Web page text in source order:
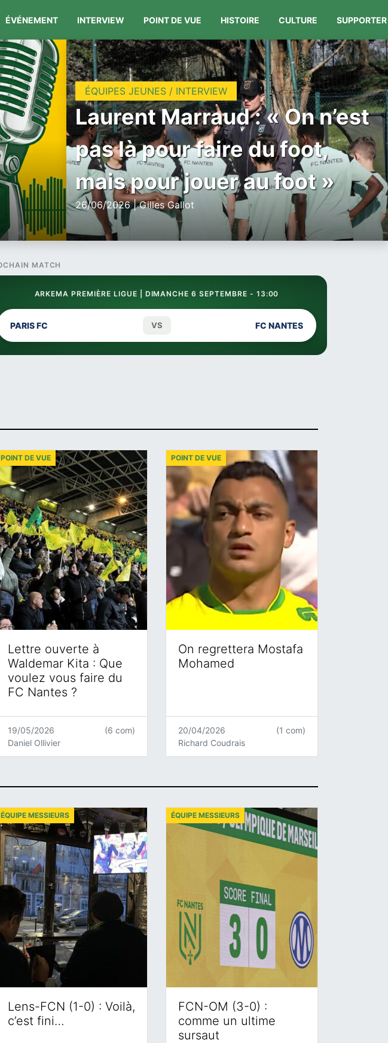
ÉVÉNEMENT INTERVIEW POINT DE VUE HISTOIRE CULTURE SUPPORTER
ÉQUIPES JEUNES / INTERVIEW
Laurent Marraud : « On n’est
pas là pour faire du foot,
mais pour jouer au foot »
26/06/2026 | Gilles Gallot
MATCH
ARKEMA PREMIÈRE LIGUE | DIMANCHE 6 SEPTEMBRE - 13:00
PARIS FC VS FC NANTES
Lettre ouverte à
Waldemar Kita : Que
voulez vous faire du
FC Nantes ?
POINT DE VUE
19/05/2026
Daniel Ollivier
(6 com)
On regrettera Mostafa
Mohamed
POINT DE VUE
20/04/2026
Richard Coudrais
(1 com)
Lens-FCN (1-0) : Voilà,
c’est fini…
ÉQUIPE MESSIEURS
FCN-OM (3-0) :
comme un ultime
sursaut
ÉQUIPE MESSIEURS